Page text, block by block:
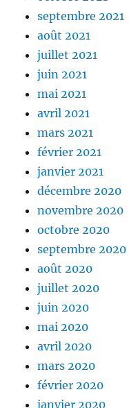
septembre 2021
août 2021
juillet 2021
juin 2021
mai 2021
avril 2021
mars 2021
février 2021
janvier 2021
décembre 2020
novembre 2020
octobre 2020
septembre 2020
août 2020
juillet 2020
juin 2020
mai 2020
avril 2020
mars 2020
février 2020
janvier 2020